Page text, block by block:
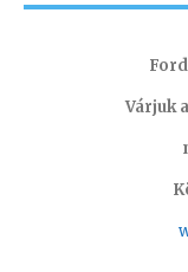
Várjuk